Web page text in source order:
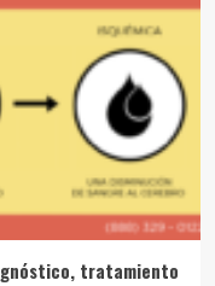
tratamiento